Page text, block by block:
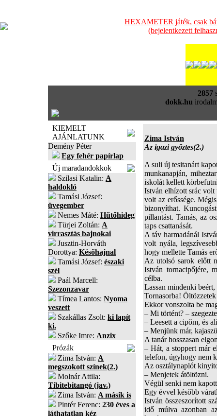
HEXAMETER játék, csak
(bejelentkezett
2857
dokk.hu
KIEMELT
AJÁNLATUNK
Demény Péter
Egy fehér papírlap
Új maradandokkok
Szilasi Katalin: A
haldokló
Tamási József:
üvegember
Nemes Máté: Hűtőhideg
Türjei Zoltán: A
virrasztás bajnokai
Jusztin-Horváth
Dorottya: Későhajnal
Tamási József: északi
szél
Paál Marcell:
Szezonzavar
Tímea Lantos: Nyoma
veszett
Szakállas Zsolt: ki lapít
ki.
Szőke Imre: Anzix
Prózák
Zima István: A
megszokott színek(2.)
Molnár Attila:
Tibitebitangó (jav.)
Zima István: A másik is
Pintér Ferenc: 230 éves a
láthatatlan kéz
Zima István
Az igazi győztes(2.)
A suli új tesitanárt
munkanapján,
iskolát kellett
István elhízott srác volt
volt az erőssége.
bizonyíthat.
pillantást. Tamás, az
taps csattanását.
A táv harmadánál
volt nyála,
hogy mellette Tamás
Az utolsó sarok előtt
István tornacipőjére,
célba.
Lassan mindenki
Tornasorba!
Ekkor vonszolta be
– Mi történt? –
– Leesett a cipőm, és
– Menjünk már,
A tanár hosszasan
– Hát, a stoppert már
telefon, úgyhogy nem
Az osztálynaplót
– Menjetek átöltözni.
Végül senki nem
Egy évvel később
István összeszorított
idő múlva azonban